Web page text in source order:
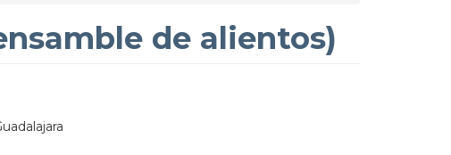
de alientos)